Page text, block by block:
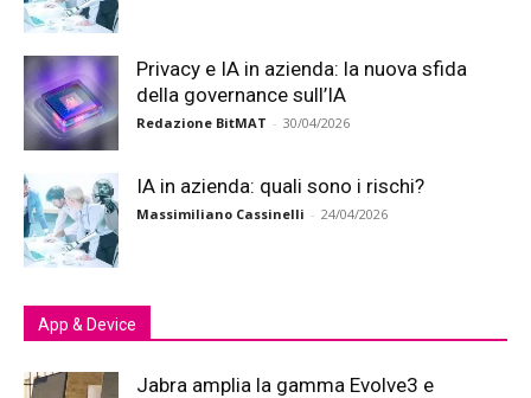
Privacy e IA in azienda: la nuova sfida
della governance sull’IA
Redazione BitMAT - 30/04/2026
IA in azienda: quali sono i rischi?
Massimiliano Cassinelli - 24/04/2026
App & Device
Jabra amplia la gamma Evolve3 e